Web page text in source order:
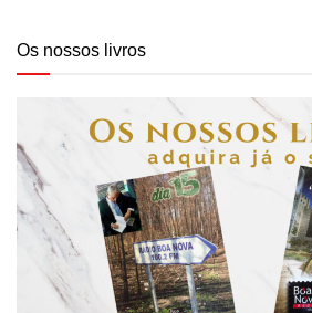
Os nossos livros